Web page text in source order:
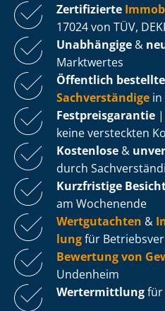
Zertifizierte
17024 von TÜV,
Unabhängige &
Marktwertes
Öffentlich
Sachverständige in
Fest­preis­ga­ran­tie
keine versteckten
Kostenlose &
durch
Kurzfristige
am Wochenende
Wertgutachten &
lungfür
Bewertung von
Undenheim
Wertermittlungfür